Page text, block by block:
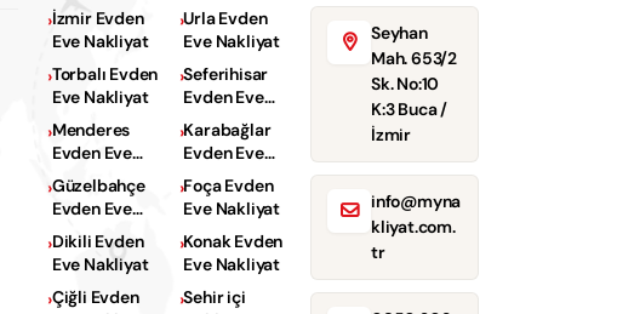
İzmir Evden
Eve Nakliyat
Urla Evden
Eve Nakliyat
Torbalı Evden
Eve Nakliyat
Seferihisar
Evden Eve
Nakliyat
Menderes
Evden Eve
Nakliyat
Karabağlar
Evden Eve
Nakliyat
Güzelbahçe
Evden Eve
Nakliyat
Foça Evden
Eve Nakliyat
Dikili Evden
Eve Nakliyat
Konak Evden
Eve Nakliyat
Çiğli Evden
Sehir içi
Seyhan
Mah. 653/2
Sk. No:10
K:3 Buca /
İzmir
info@myna
kliyat.com.
tr